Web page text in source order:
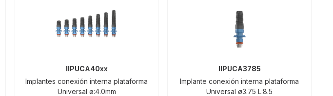
IIPUCA40xx
Implantes conexión interna plataforma
Universal ø:4.0mm
IIPUCA3785
Implante conexión interna plataforma
Universal ø3.75 L:8.5